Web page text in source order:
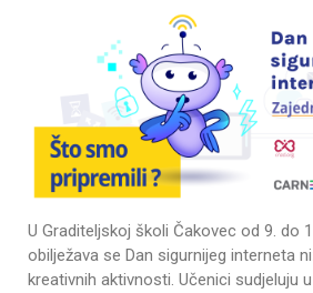
U Graditeljskoj školi Čakovec od 9. do
obilježava se Dan sigurnijeg interneta
kreativnih aktivnosti. Učenici sudjeluju